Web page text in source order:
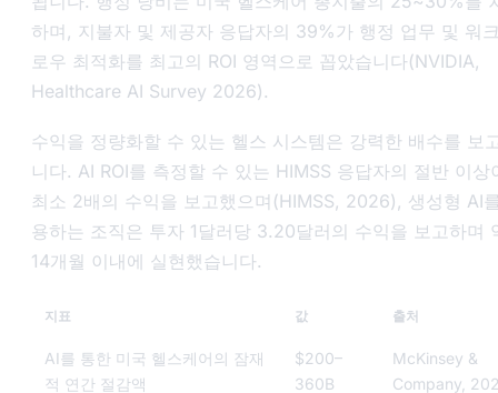
하며, 지불자 및 제공자 응답자의 39%가 행정 업무 및 워
로우 최적화를 최고의 ROI 영역으로 꼽았습니다(NVIDIA,
Healthcare AI Survey 2026).
수익을 정량화할 수 있는 헬스 시스템은 강력한 배수를 보
니다. AI ROI를 측정할 수 있는 HIMSS 응답자의 절반 이상
최소 2배의 수익을 보고했으며(HIMSS, 2026), 생성형 AI
용하는 조직은 투자 1달러당 3.20달러의 수익을 보고하며
14개월 이내에 실현했습니다.
지표 값 출처
AI를 통한 미국 헬스케어의 잠재
적 연간 절감액
$200–
360B
McKinsey &
Company,